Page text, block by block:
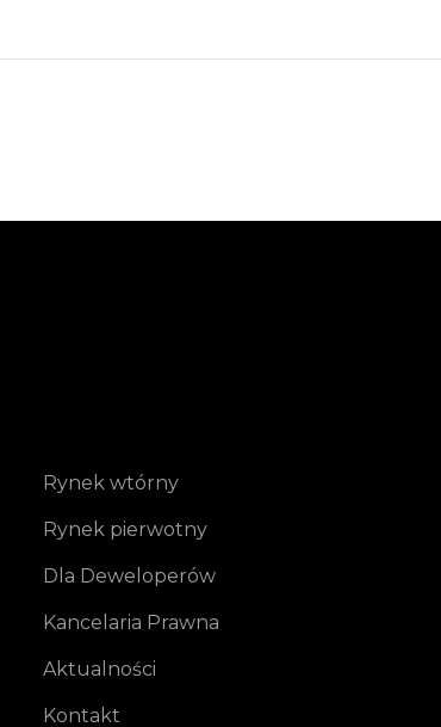
Rynek wtórny
Rynek pierwotny
Dla Deweloperów
Kancelaria Prawna
Aktualności
Kontakt